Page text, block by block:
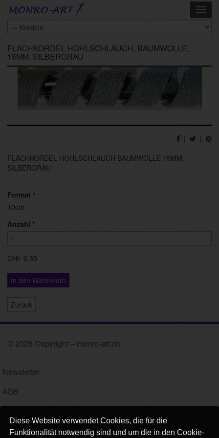
Diese Website verwendet Cookies, die für die
Funktionalität notwendig sind und um die in den Cookie-
Skip
FLACHKORDEL HOHLSCHLAUCH, BAUMWOLLE,
15MM, SILBERGRAU
|
|
FLACHKORDEL HOHLSCHLAUCH BAUMWOLLE 15MM,
SILBERGRAU
Format *
10cm
Anzahl *
CHF 0.35
In den Warenkorb
Zurück
© 2026 Copyright – monro-art.ch
Newsletter
AGB
Versand